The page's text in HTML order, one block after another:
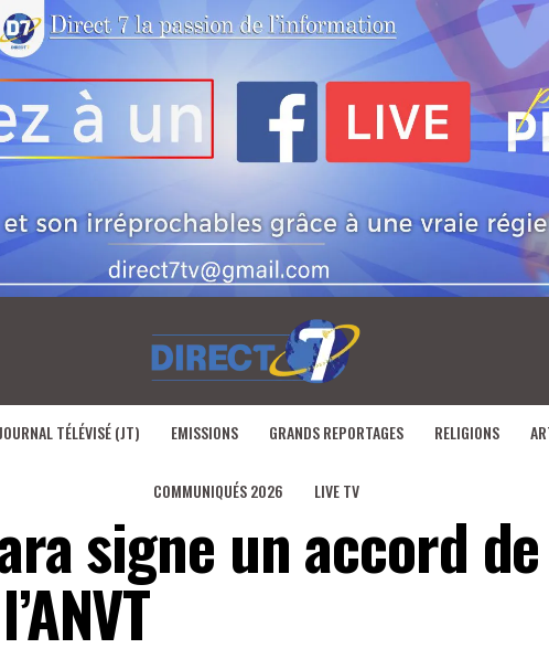
TÉLÉVISÉ (JT) EMISSIONS GRANDS REPORTAGES RELIGIONS
COMMUNIQUÉS 2026 LIVE TV
signe un accord de